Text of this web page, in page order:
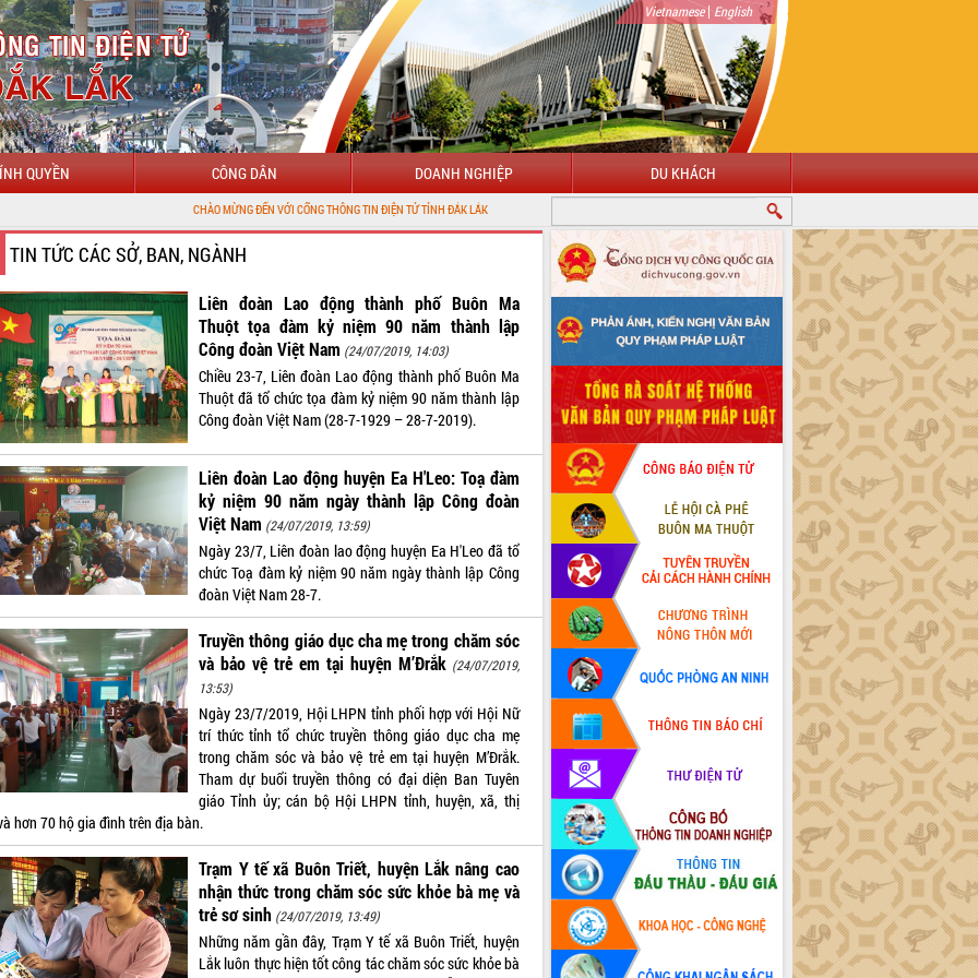
Vietnamese| English
QUYỀN CÔNG DÂN DOANH NGHIỆP DU KHÁCH
CHÀO MỪNG ĐẾN VỚI CỔNG THÔNG TIN ĐIỆN TỬ TỈNH ĐẮK LẮK
TIN TỨC CÁC SỞ, BAN, NGÀNH
Liên đoàn Lao động thành phố Buôn Ma
Thuột tọa đàm kỷ niệm 90 năm thành lập
Công đoàn Việt Nam (24/07/2019, 14:03)
Chiều 23-7, Liên đoàn Lao động thành phố Buôn Ma
Thuột đã tổ chức tọa đàm kỷ niệm 90 năm thành lập
Công đoàn Việt Nam (28-7-1929 – 28-7-2019).
Liên đoàn Lao động huyện Ea H'Leo: Toạ đàm
kỷ niệm 90 năm ngày thành lập Công đoàn
Việt Nam (24/07/2019, 13:59)
Ngày 23/7, Liên đoàn lao động huyện Ea H'Leo đã tổ
chức Toạ đàm kỷ niệm 90 năm ngày thành lập Công
đoàn Việt Nam 28-7.
Truyền thông giáo dục cha mẹ trong chăm sóc
và bảo vệ trẻ em tại huyện M’Đrắk (24/07/2019,
13:53)
Ngày 23/7/2019, Hội LHPN tỉnh phối hợp với Hội Nữ
trí thức tỉnh tổ chức truyền thông giáo dục cha mẹ
trong chăm sóc và bảo vệ trẻ em tại huyện M’Đrắk.
Tham dự buổi truyền thông có đại diện Ban Tuyên
giáo Tỉnh ủy; cán bộ Hội LHPN tỉnh, huyện, xã, thị
hơn 70 hộ gia đình trên địa bàn.
Trạm Y tế xã Buôn Triết, huyện Lắk nâng cao
nhận thức trong chăm sóc sức khỏe bà mẹ và
trẻ sơ sinh (24/07/2019, 13:49)
Những năm gần đây, Trạm Y tế xã Buôn Triết, huyện
Lắk luôn thực hiện tốt công tác chăm sóc sức khỏe bà